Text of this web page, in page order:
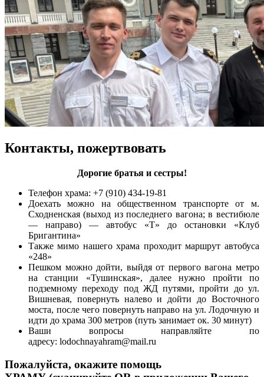
Контакты, пожертвовать
Дорогие братья и сестры!
Телефон храма: +7 (910) 434-19-81
Доехать можно на общественном транспорте от м.
Сходненская (выход из последнего вагона; в вестибюле
— направо) — автобус «Т» до остановки «Клуб
Бригантина»
Также мимо нашего храма проходит маршрут автобуса
«248»
Пешком можно дойти, выйдя от первого вагона метро
на станции «Тушинская», далее нужно пройти по
подземному переходу под ЖД путями, пройти до ул.
Вишневая, повернуть налево и дойти до Восточного
моста, после чего повернуть направо на ул. Лодочную и
идти до храма 300 метров (путь занимает ок. 30 минут)
Ваши вопросы направляйте по
адресу: lodochnayahram@mail.ru
Пожалуйста, окажите помощь